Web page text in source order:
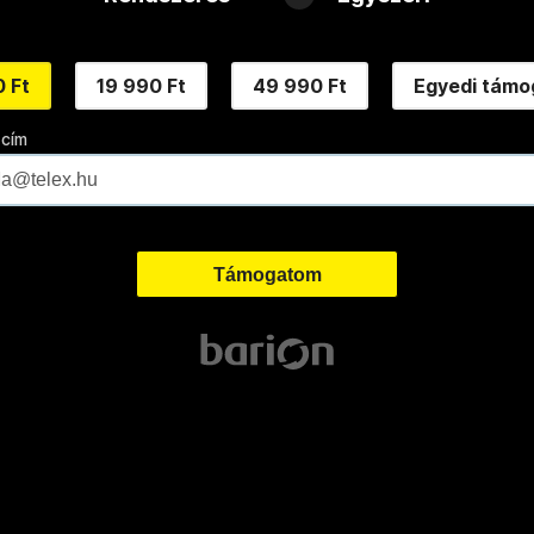
Ft 19 990 Ft 49 990 Ft Egyedi